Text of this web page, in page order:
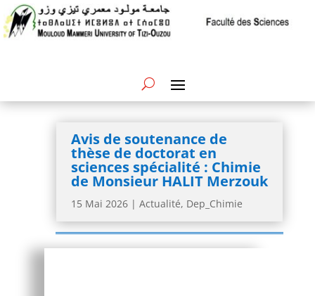
Avis de soutenance de
thèse de doctorat en
sciences spécialité : Chimie
de Monsieur HALIT Merzouk
15 Mai 2026| Actualité, Dep_Chimie